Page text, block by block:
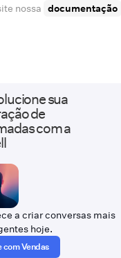
nossa documentação
sua
de
com a
a criar conversas mais
hoje.
com Vendas